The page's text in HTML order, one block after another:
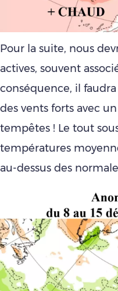
Pour la suite, nous
actives, souvent
conséquence, il
des vents forts avec
tempêtes ! Le tout
températures
au-dessus des